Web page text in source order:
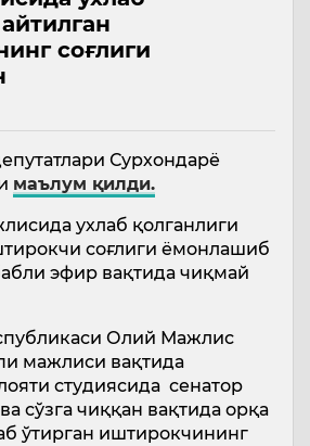
соғлиги
Сурхондарё
маълум қилди.
ухлаб қолганлиги
соғлиги ёмонлашиб
эфир вақтида чиқмай
Олий Мажлис
мажлиси вақтида
студиясида сенатор
сўзга чиққан вақтида орқа
ўтирган иштирокчининг